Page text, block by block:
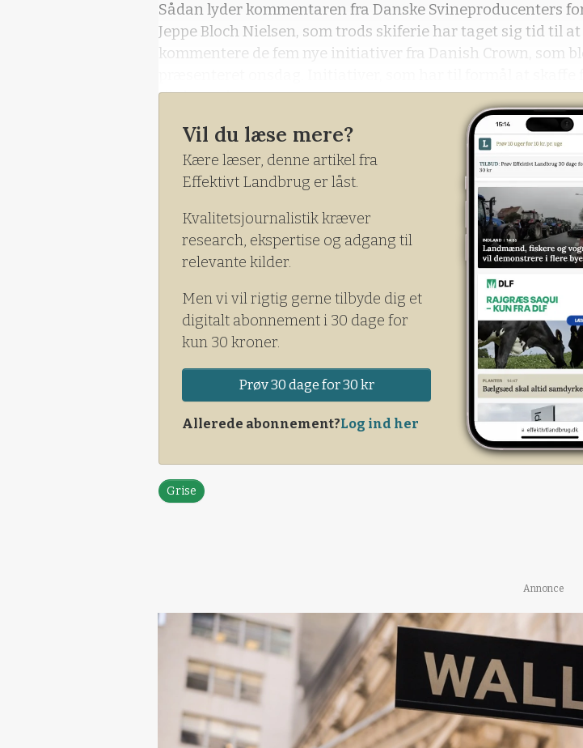
Sådan lyder kommentaren fra Danske Svineproducenters
Jeppe Bloch Nielsen, som trods skiferie har taget sig tid til at
kommentere de fem nye initiativer fra Danish Crown, som
til slagteriet.
Vil du læse mere?
Kære læser, denne artikel fra
Effektivt Landbrug er låst.
Kvalitetsjournalistik kræver
research, ekspertise og adgang til
relevante kilder.
Men vi vil rigtig gerne tilbyde dig et
digitalt abonnement i 30 dage for
kun 30 kroner.
Prøv 30 dage for 30 kr
Allerede abonnement?Log ind her
Grise
Annonce